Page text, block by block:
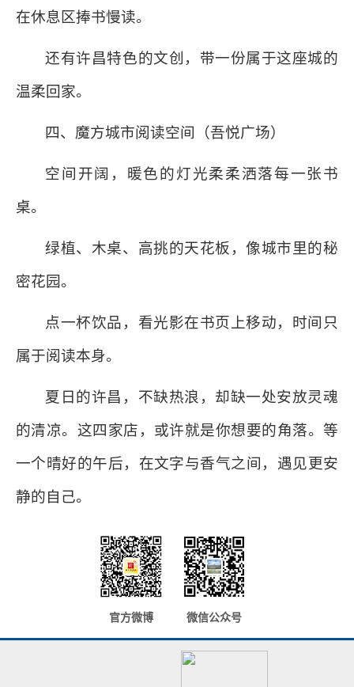
在休息区捧书慢读。
还有许昌特色的文创，带一份属于这座城的
温柔回家。
四、魔方城市阅读空间（吾悦广场）
空间开阔，暖色的灯光柔柔洒落每一张书
桌。
绿植、木桌、高挑的天花板，像城市里的秘
密花园。
点一杯饮品，看光影在书页上移动，时间只
属于阅读本身。
夏日的许昌，不缺热浪，却缺一处安放灵魂
的清凉。这四家店，或许就是你想要的角落。等
一个晴好的午后，在文字与香气之间，遇见更安
静的自己。
官方微博 微信公众号